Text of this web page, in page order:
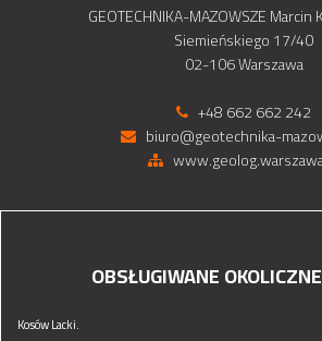
GEOTECHNIKA-MAZOWSZE Marcin
Siemieńskiego 17/40
02-106 Warszawa
+48 662 662 242
biuro@geotechnika-
OBSŁUGIWANE
Kosów Lacki.